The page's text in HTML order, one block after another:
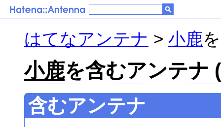
はてなアンテナ > 小鹿
小鹿を含むアンテナ
含むアンテナ